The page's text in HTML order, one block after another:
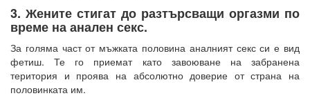
3. Жените стигат до разтърсващи оргазми по
време на анален секс.
За голяма част от мъжката половина аналният секс си е вид
фетиш. Те го приемат като завоюване на забранена
територия и проява на абсолютно доверие от страна на
половинката им.